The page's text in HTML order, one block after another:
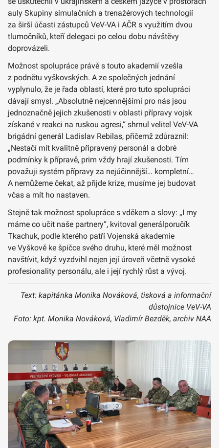
auly Skupiny simulačních a trenažérových technologií
za širší účasti zástupců VeV-VA i AČR s využitím dvou
tlumočníků, kteří delegaci po celou dobu návštěvy
doprovázeli.
Možnost spolupráce právě s touto akademií vzešla
z podnětu vyškovských. A ze společných jednání
vyplynulo, že je řada oblastí, které pro tuto spolupráci
dávají smysl. „Absolutně nejcennějšími pro nás jsou
jednoznačně jejich zkušenosti v oblasti přípravy vojsk
získané v reakci na ruskou agresi,“ shrnul velitel VeV-VA
brigádní generál Ladislav Rebilas, přičemž zdůraznil:
„Nestačí mít kvalitně připravený personál a dobré
podmínky k přípravě, prim vždy hrají zkušenosti. Tím
považuji systém přípravy za nejúčinnější… kompletní…
A nemůžeme čekat, až přijde krize, musíme jej budovat
včas a mít ho nastaven.
Stejně tak možnost spolupráce s vděkem a slovy: „I my
máme co učit naše partnery“, kvitoval generálporučík
Tkachuk, podle kterého patří Vojenská akademie
ve Vyškově ke špičce svého druhu, které měl možnost
navštívit, když vyzdvihl nejen její úroveň včetně vysoké
profesionality personálu, ale i její rychlý růst a vývoj.
Text: kapitánka Monika Nováková, tisková a informační
důstojnice VeV-VA
Foto: kpt. Monika Nováková, Vladimír Bezděk, archiv NAA